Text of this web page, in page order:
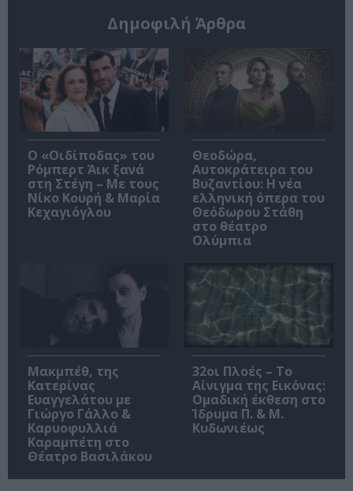
Δημοφιλή Άρθρα
O «Οιδίποδας» του
Ρόμπερτ Άικ ξανά
στη Στέγη – Με τους
Νίκο Κουρή & Μαρία
Κεχαγιόγλου
Θεοδώρα,
Αυτοκράτειρα του
Βυζαντίου: Η νέα
ελληνική όπερα του
Θεόδωρου Στάθη
στο θέατρο
Ολύμπια
Μακμπέθ, της
Κατερίνας
Ευαγγελάτου με
Γιώργο Γάλλο &
Καρυοφυλλιά
Καραμπέτη στο
Θέατρο Βασιλάκου
32οι Πλοές – Το
Αίνιγμα της Εικόνας:
Ομαδική έκθεση στο
Ίδρυμα Π. & Μ.
Κυδωνιέως